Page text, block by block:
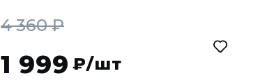
4 360₽
1 999 ₽/шт